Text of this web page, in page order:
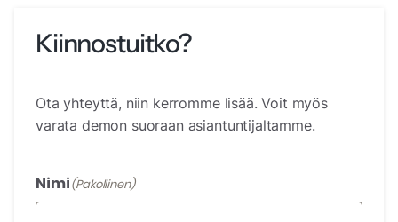
Kiinnostuitko?
Ota yhteyttä, niin kerromme lisää. Voit myös
varata demon suoraan asiantuntijaltamme.
Nimi(Pakollinen)